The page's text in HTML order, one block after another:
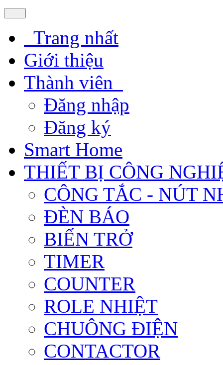
Trang nhất
Giới thiệu
Thành viên
Đăng nhập
Đăng ký
Smart Home
THIẾT BỊ CÔNG
CÔNG TẮC - NÚT
ĐÈN BÁO
BIẾN TRỞ
TIMER
COUNTER
ROLE NHIỆT
CHUÔNG ĐIỆN
CONTACTOR